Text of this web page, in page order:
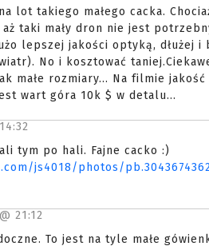
lot takiego małego cacka.
taki mały dron nie jest
lepszej jakości optyką, dłużej
No i kosztować
małe rozmiary... Na filmie
wart góra 10k $ w detalu...
14:32
tym po hali. Fajne cacko :)
js4018/photos/
21:12
To jest na tyle małe